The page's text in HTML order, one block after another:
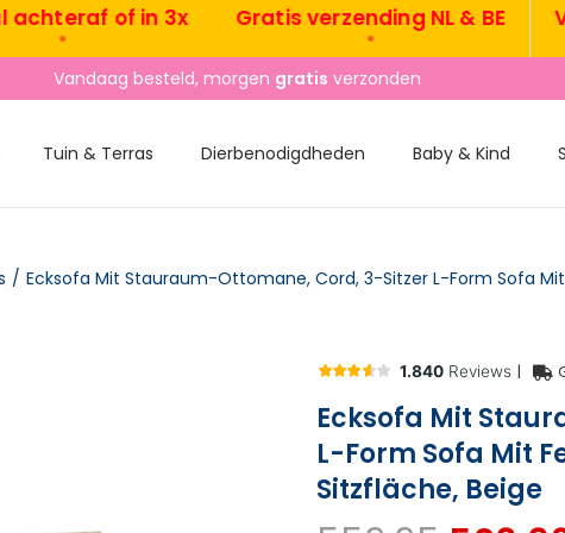
of in 3x Gratis verzending NL & BE
Vandaag besteld, morgen gratis verzonden
Tuin & Terras Dierbenodigdheden Baby & Kind
/
|
Ecksofa Mit
L-Form Sofa Mit
Sitzfläche, Beige